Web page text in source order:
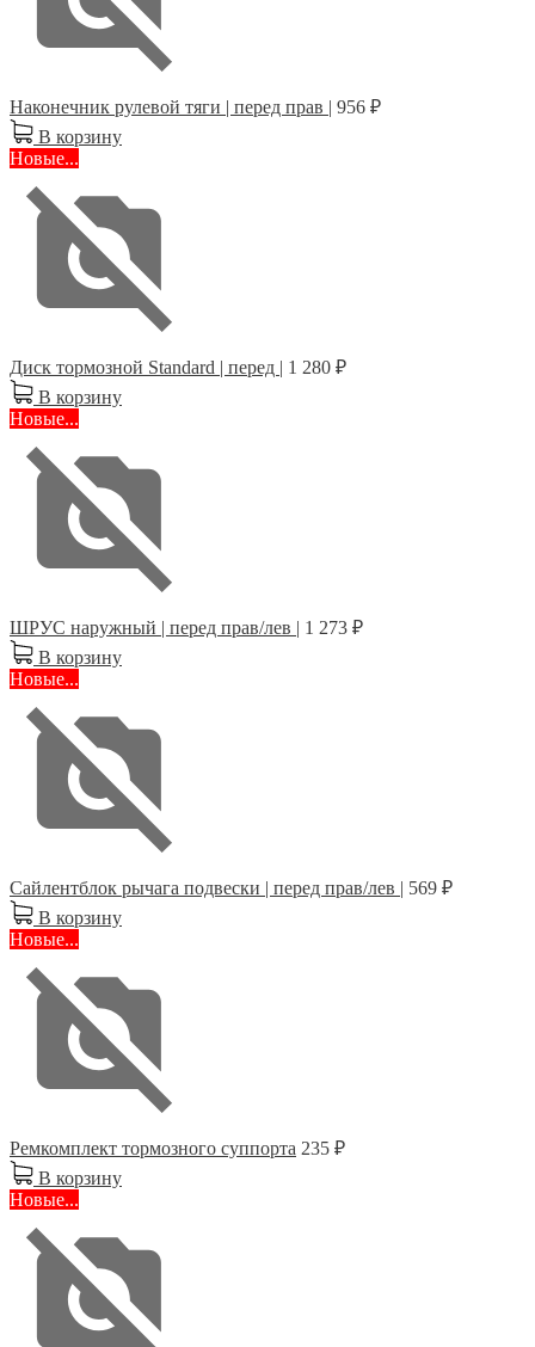
Наконечник рулевой тяги | перед прав | 956 ₽
В корзину
Новые...
Диск тормозной Standard | перед | 1 280 ₽
В корзину
Новые...
ШРУС наружный | перед прав/лев | 1 273 ₽
В корзину
Новые...
Сайлентблок рычага подвески | перед прав/лев | 569 ₽
В корзину
Новые...
Ремкомплект тормозного суппорта 235 ₽
В корзину
Новые...